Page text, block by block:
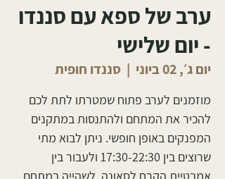
ערב של ספא עם סננדו
- יום שלישי
יום ג׳, 02 ביוני
  |
סננדו חופית
מוזמנים לערב פתוח שמטרתו לתת לכם
להכיר את המתחם ולהתנסות במתקנים
המפנקים באופן חופשי. ניתן לבוא מתי
שרוצים בין 17:30-22:30 ולעבור בין